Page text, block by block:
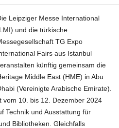
Leipziger Messe International
und die türkische
TG Expo
Fairs aus Istanbul
künftig gemeinsam die
Middle East (HME) in Abu
(Vereinigte Arabische Emirate).
vom 10. bis 12. Dezember 2024
Technik und Ausstattung für
Bibliotheken. Gleichfalls